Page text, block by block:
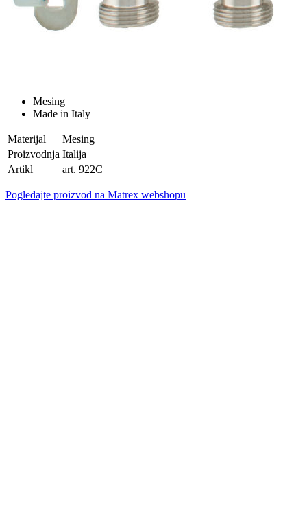
Mesing
Made in Italy
Materijal
Mesing
Proizvodnja Italija
Artikl
art. 922C
Pogledajte proizvod na Matrex webshopu